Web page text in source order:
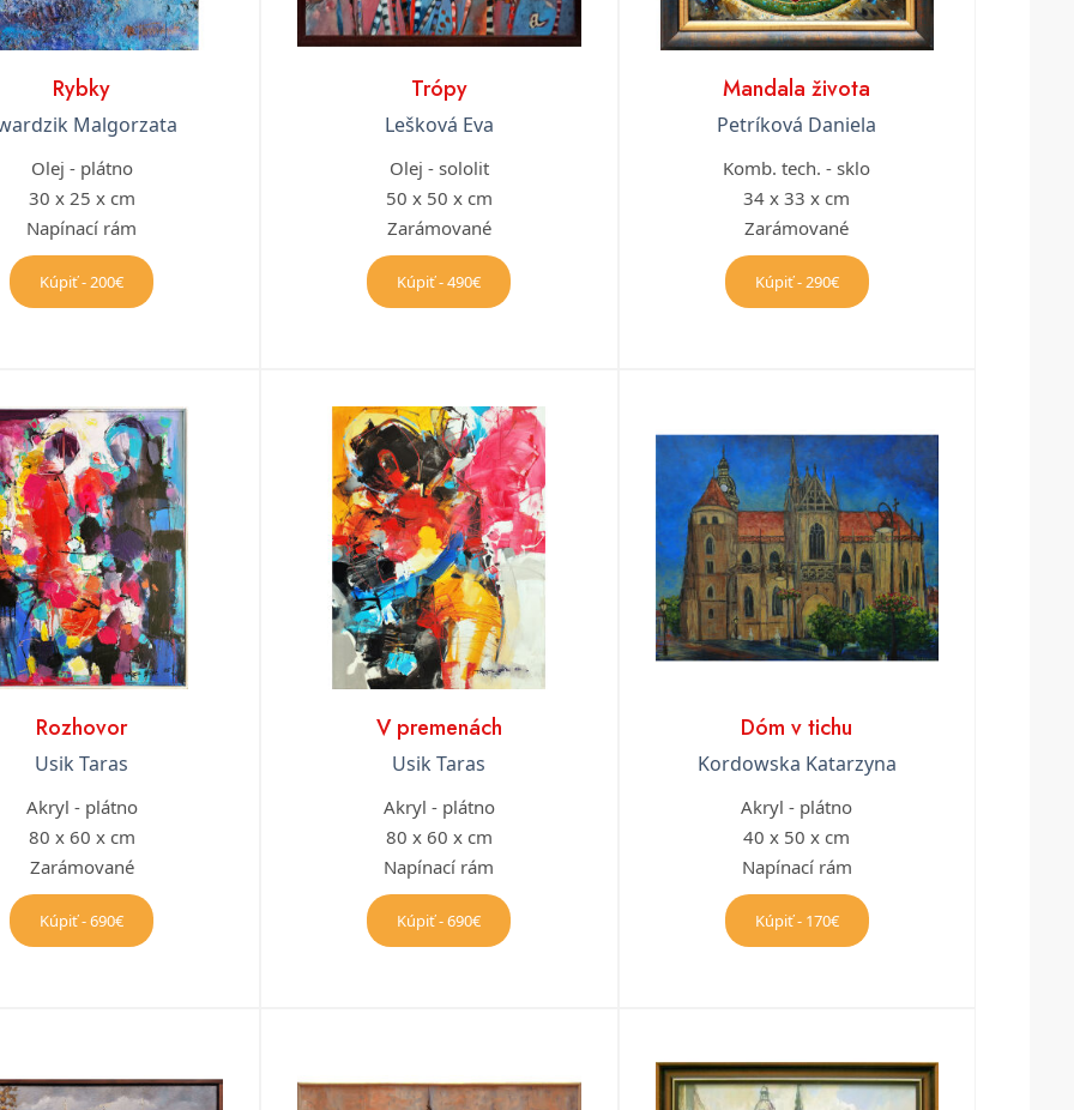
Rybky
Malgorzata
Olej - plátno
30 x 25 x cm
Napínací rám
Kúpiť - 200€
Trópy
Lešková Eva
Olej - sololit
50 x 50 x cm
Zarámované
Kúpiť - 490€
Mandala života
Petríková Daniela
Komb. tech. - sklo
34 x 33 x cm
Zarámované
Kúpiť - 290€
Rozhovor
Usik Taras
Akryl - plátno
80 x 60 x cm
Zarámované
Kúpiť - 690€
V premenách
Usik Taras
Akryl - plátno
80 x 60 x cm
Napínací rám
Kúpiť - 690€
Dóm v tichu
Kordowska Katarzyna
Akryl - plátno
40 x 50 x cm
Napínací rám
Kúpiť - 170€